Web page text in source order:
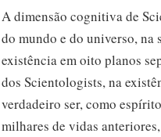
A dimensão cognitiva de
do mundo e do universo,
existência em oito planos
dos Scientologists, na
verdadeiro ser, como
milhares de vidas